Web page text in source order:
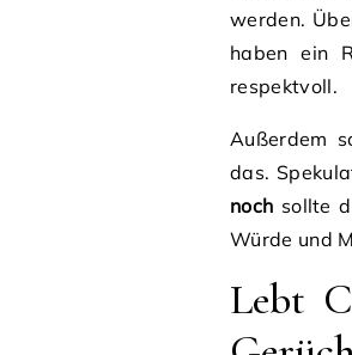
werden.
haben ein
respektvoll.
Außerdem
das.
noch sollte
Würde und
Lebt